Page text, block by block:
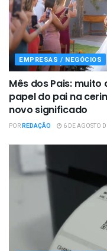
EMPRESAS / NEGÓCIOS
Mês dos Pais:
papel do pai na
novo significado
PORREDAÇÃO 6 DE AGOSTO